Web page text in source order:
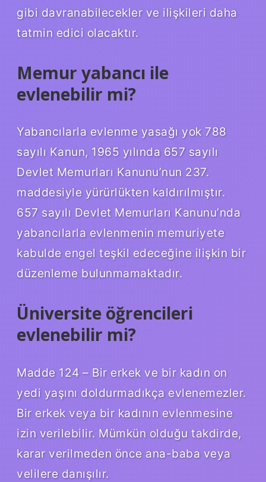
gibi davranabilecekler ve ilişkileri daha
tatmin edici olacaktır.
Memur yabancı ile
evlenebilir mi?
Yabancılarla evlenme yasağı yok 788
sayılı Kanun, 1965 yılında 657 sayılı
Devlet Memurları Kanunu’nun 237.
maddesiyle yürürlükten kaldırılmıştır.
657 sayılı Devlet Memurları Kanunu’nda
yabancılarla evlenmenin memuriyete
kabulde engel teşkil edeceğine ilişkin bir
düzenleme bulunmamaktadır.
Üniversite öğrencileri
evlenebilir mi?
Madde 124 – Bir erkek ve bir kadın on
yedi yaşını doldurmadıkça evlenemezler.
Bir erkek veya bir kadının evlenmesine
izin verilebilir. Mümkün olduğu takdirde,
karar verilmeden önce ana-baba veya
velilere danışılır.